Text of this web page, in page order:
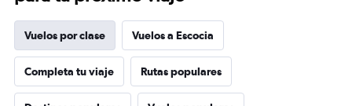
Vuelos por clase Vuelos a Escocia
Completa tu viaje Rutas populares